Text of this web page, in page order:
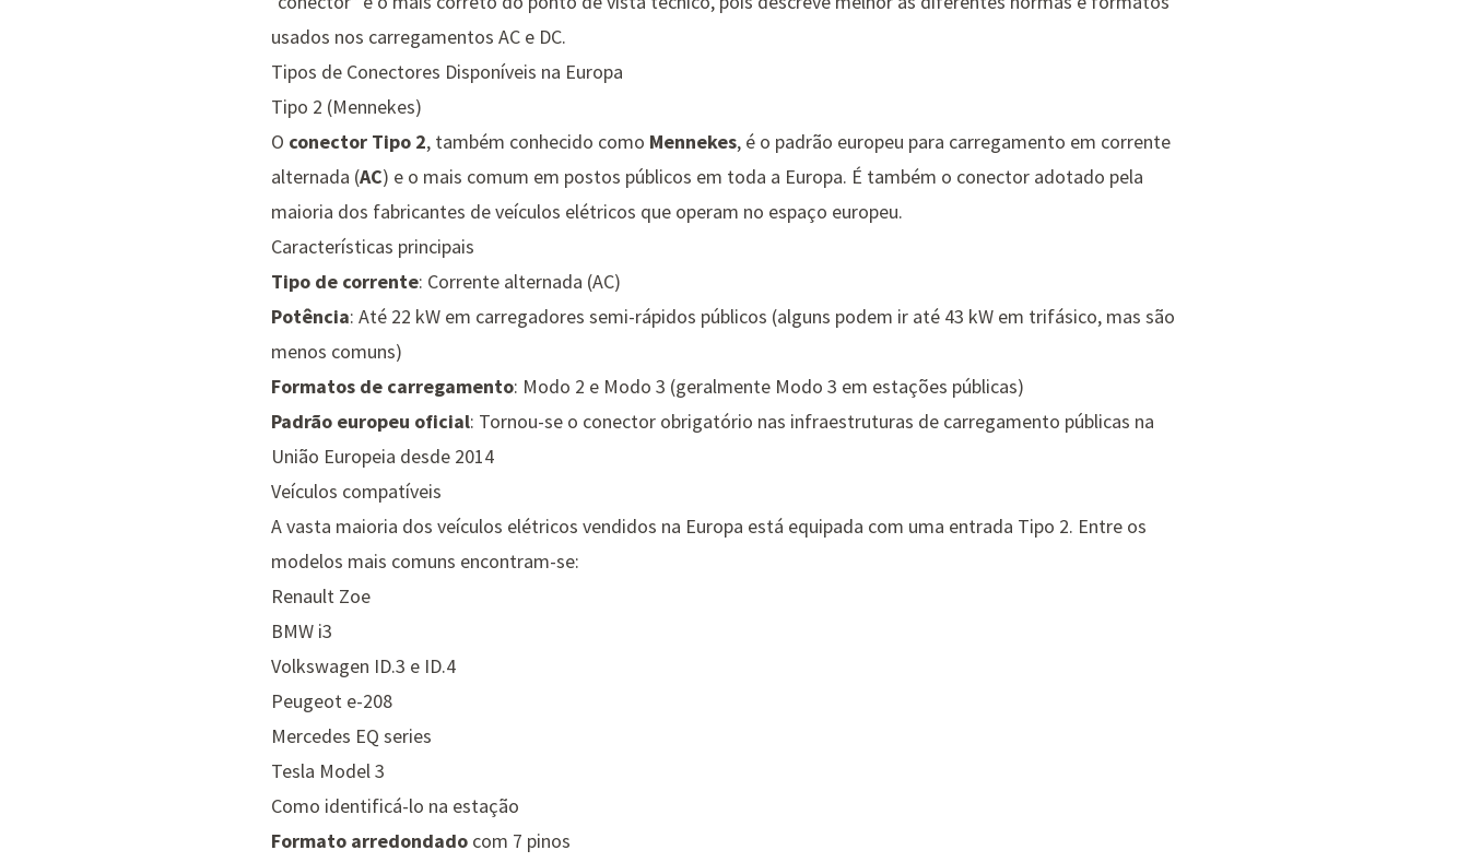
usados nos carregamentos AC e DC.
Tipos de Conectores Disponíveis na Europa
Tipo 2 (Mennekes)
O conector Tipo 2, também conhecido como Mennekes, é o padrão europeu para carregamento em corrente
alternada (AC) e o mais comum em postos públicos em toda a Europa. É também o conector adotado pela
maioria dos fabricantes de veículos elétricos que operam no espaço europeu.
Características principais
Tipo de corrente: Corrente alternada (AC)
Potência: Até 22 kW em carregadores semi-rápidos públicos (alguns podem ir até 43 kW em trifásico, mas são
menos comuns)
Formatos de carregamento: Modo 2 e Modo 3 (geralmente Modo 3 em estações públicas)
Padrão europeu oficial: Tornou-se o conector obrigatório nas infraestruturas de carregamento públicas na
União Europeia desde 2014
Veículos compatíveis
A vasta maioria dos veículos elétricos vendidos na Europa está equipada com uma entrada Tipo 2. Entre os
modelos mais comuns encontram-se:
Renault Zoe
BMW i3
Volkswagen ID.3 e ID.4
Peugeot e-208
Mercedes EQ series
Tesla Model 3
Como identificá-lo na estação
Formato arredondado com 7 pinos